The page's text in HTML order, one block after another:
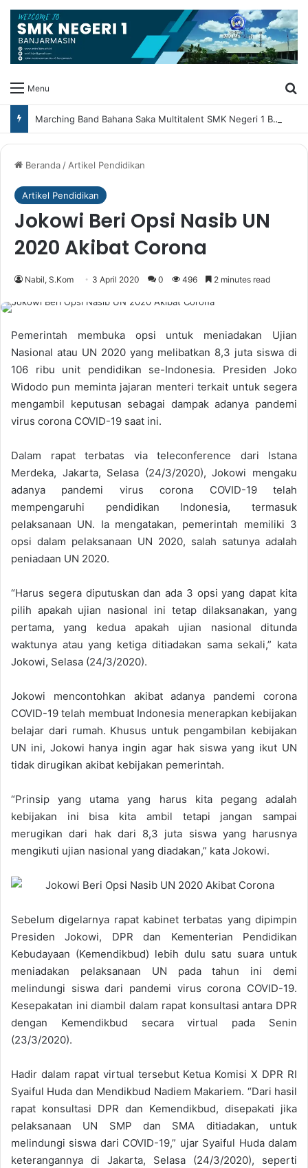
Menu
Marching Band Bahana Saka Multitalent SMK Negeri 1 Banjarmasin Borong Prestasi di Festival Borneo Marching Day 2026
Beranda/Artikel Pendidikan
Artikel Pendidikan
Jokowi Beri Opsi Nasib UN
2020 Akibat Corona
Nabil, S.Kom 3 April 2020 0 496 2 minutes read
Pemerintah membuka opsi untuk meniadakan Ujian
Nasional atau UN 2020 yang melibatkan 8,3 juta siswa di
106 ribu unit pendidikan se-Indonesia. Presiden Joko
Widodo pun meminta jajaran menteri terkait untuk segera
mengambil keputusan sebagai dampak adanya pandemi
virus corona COVID-19 saat ini.
Dalam rapat terbatas via teleconference dari Istana
Merdeka, Jakarta, Selasa (24/3/2020), Jokowi mengaku
adanya pandemi virus corona COVID-19 telah
mempengaruhi pendidikan Indonesia, termasuk
pelaksanaan UN. Ia mengatakan, pemerintah memiliki 3
opsi dalam pelaksanaan UN 2020, salah satunya adalah
peniadaan UN 2020.
“Harus segera diputuskan dan ada 3 opsi yang dapat kita
pilih apakah ujian nasional ini tetap dilaksanakan, yang
pertama, yang kedua apakah ujian nasional ditunda
waktunya atau yang ketiga ditiadakan sama sekali,” kata
Jokowi, Selasa (24/3/2020).
Jokowi mencontohkan akibat adanya pandemi corona
COVID-19 telah membuat Indonesia menerapkan kebijakan
belajar dari rumah. Khusus untuk pengambilan kebijakan
UN ini, Jokowi hanya ingin agar hak siswa yang ikut UN
tidak dirugikan akibat kebijakan pemerintah.
“Prinsip yang utama yang harus kita pegang adalah
kebijakan ini bisa kita ambil tetapi jangan sampai
merugikan dari hak dari 8,3 juta siswa yang harusnya
mengikuti ujian nasional yang diadakan,” kata Jokowi.
Sebelum digelarnya rapat kabinet terbatas yang dipimpin
Presiden Jokowi, DPR dan Kementerian Pendidikan
Kebudayaan (Kemendikbud) lebih dulu satu suara untuk
meniadakan pelaksanaan UN pada tahun ini demi
melindungi siswa dari pandemi virus corona COVID-19.
Kesepakatan ini diambil dalam rapat konsultasi antara DPR
dengan Kemendikbud secara virtual pada Senin
(23/3/2020).
Hadir dalam rapat virtual tersebut Ketua Komisi X DPR RI
Syaiful Huda dan Mendikbud Nadiem Makariem. “Dari hasil
rapat konsultasi DPR dan Kemendikbud, disepakati jika
pelaksanaan UN SMP dan SMA ditiadakan, untuk
melindungi siswa dari COVID-19,” ujar Syaiful Huda dalam
keterangannya di Jakarta, Selasa (24/3/2020), seperti